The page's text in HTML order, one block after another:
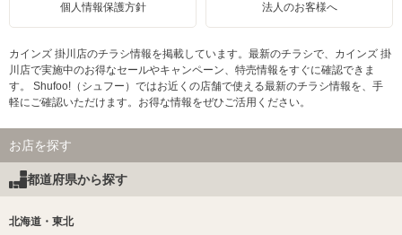
個人情報保護方針 法人のお客様へ
カインズ 掛川店のチラシ情報を掲載しています。最新のチラシで、カインズ 掛
川店で実施中のお得なセールやキャンペーン、特売情報をすぐに確認できま
す。 Shufoo!（シュフー）ではお近くの店舗で使える最新のチラシ情報を、手
軽にご確認いただけます。お得な情報をぜひご活用ください。
お店を探す
都道府県から探す
北海道・東北